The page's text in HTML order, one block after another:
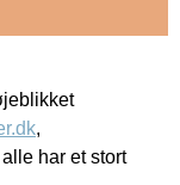
,
har et stort